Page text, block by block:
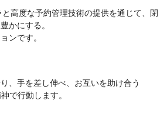
高度な予約管理技術の提供を通じて、閉
かにする。
ンです。
、手を差し伸べ、お互いを助け合う
で行動します。